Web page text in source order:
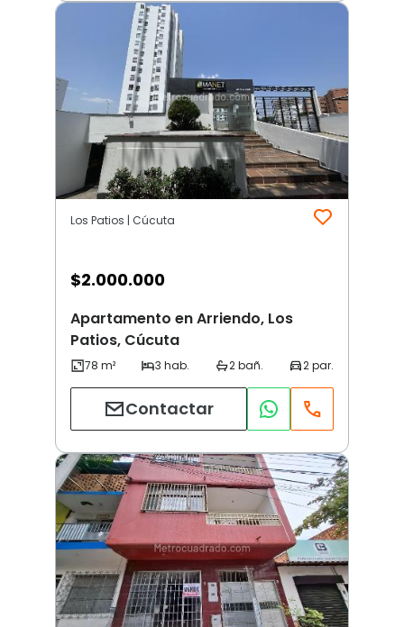
Los Patios | Cúcuta
$2.000.000
Apartamento en Arriendo, Los
Patios, Cúcuta
Contactar